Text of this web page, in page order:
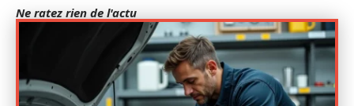
Ne ratez rien de l'actu